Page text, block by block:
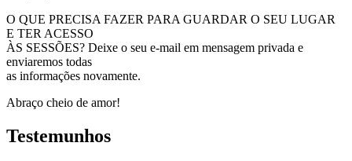
O QUE PRECISA FAZER PARA GUARDAR O SEU LUGAR
E TER ACESSO
ÀS SESSÕES? Deixe o seu e-mail em mensagem privada e
enviaremos todas
as informações novamente.
Abraço cheio de amor!
Testemunhos